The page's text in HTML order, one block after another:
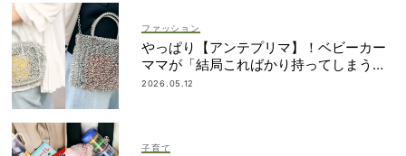
ファッション
やっぱり【アンテプリマ】！ベビーカー
ママが「結局こればかり持ってしまう」
納得の理由
2026.05.12
子育て